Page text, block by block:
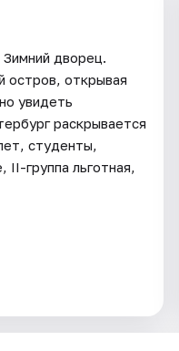
дворец.
остров, открывая
увидеть
раскрывается
студенты,
группа льготная,